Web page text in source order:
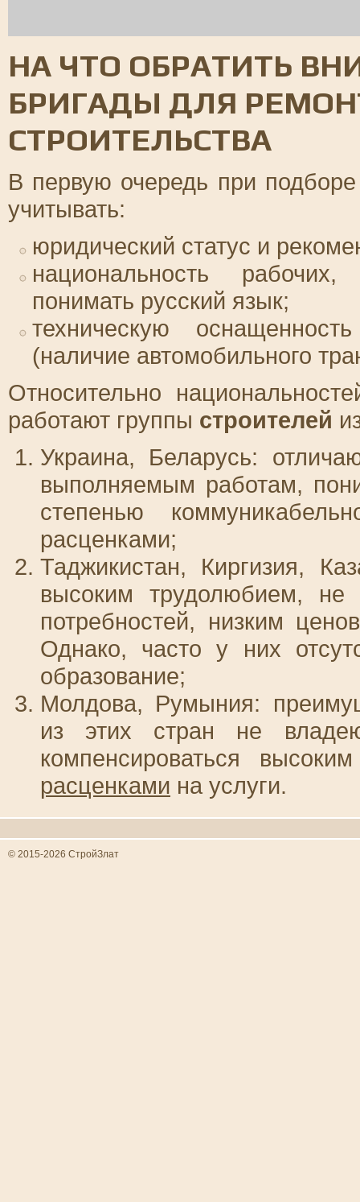
НА ЧТО ОБРАТИТЬ
БРИГАДЫ ДЛЯ
СТРОИТЕЛЬСТВА
В первую очередь при
учитывать:
юридический статус и
национальность
понимать русский язык;
техническую
(наличие автомобильного
Относительно
работают группы строителей
Украина, Беларусь:
выполняемым работам,
степенью
расценками;
Таджикистан, Киргизия,
высоким трудолюбием,
потребностей, низким
Однако, часто у них
образование;
Молдова, Румыния:
из этих стран не
компенсироваться
расценками на услуги.
© 2015-2026 СтройЗлат